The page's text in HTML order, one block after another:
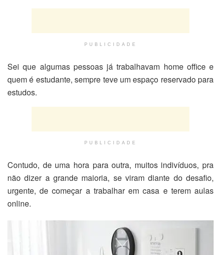
PUBLICIDADE
Sei que algumas pessoas já trabalhavam home office e
quem é estudante, sempre teve um espaço reservado para
estudos.
PUBLICIDADE
Contudo, de uma hora para outra, muitos indivíduos, pra
não dizer a grande maioria, se viram diante do desafio,
urgente, de começar a trabalhar em casa e terem aulas
online.